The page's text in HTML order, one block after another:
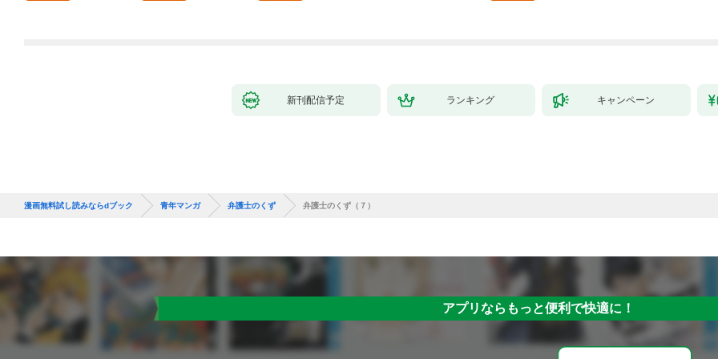
新刊配信予定 ランキング キャンペーン
漫画無料試し読みならdブック 青年マンガ 弁護士のくず 弁護士のくず（７）
アプリならもっと便利で快適に！